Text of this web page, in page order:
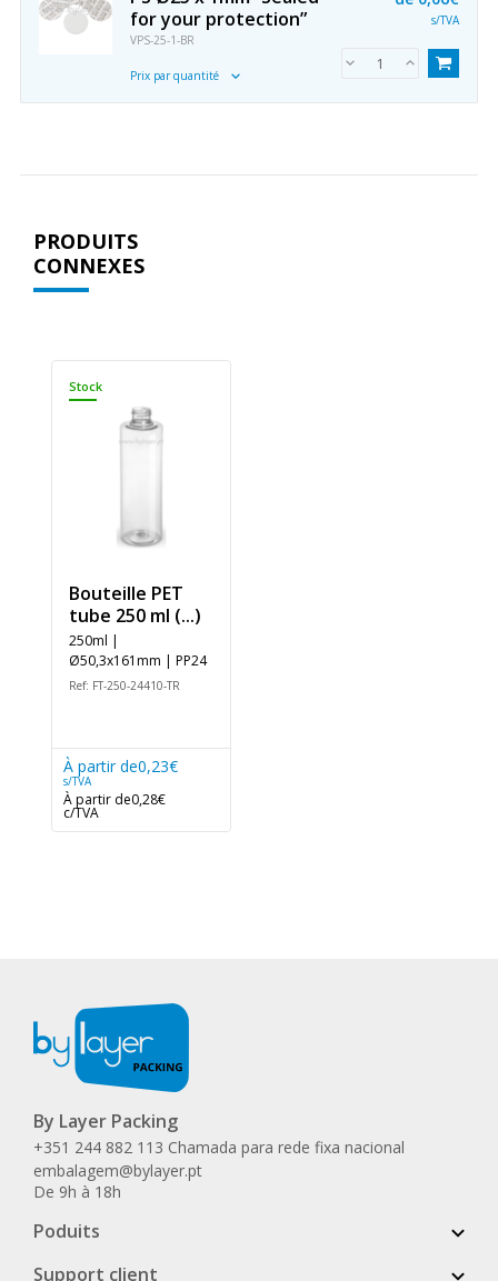
for your protection”
VPS-25-1-BR
Prix par quantité
s/TVA
PRODUITS
CONNEXES
Stock
Bouteille PET
tube 250 ml (...)
250ml |
Ø50,3x161mm | PP24
Ref: FT-250-24410-TR
À partir de0,23€
s/TVA
À partir de0,28€
c/TVA
By Layer Packing
+351 244 882 113 Chamada para rede fixa nacional
embalagem@bylayer.pt
De 9h à 18h
Poduits
Support client